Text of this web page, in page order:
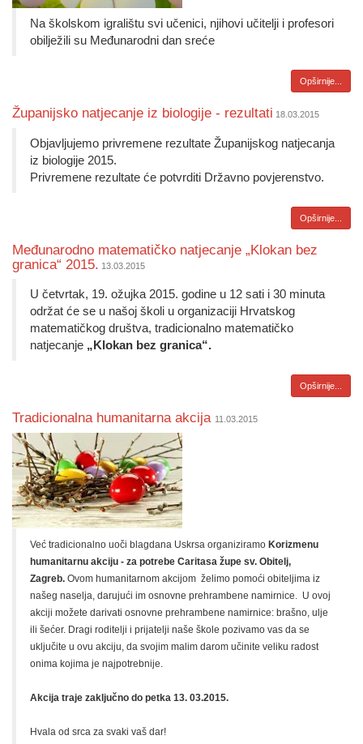
Na školskom igralištu svi učenici, njihovi učitelji i profesori
obilježili su Međunarodni dan sreće
Opširnije...
Županijsko natjecanje iz biologije - rezultati 18.03.2015
Objavljujemo privremene rezultate Županijskog natjecanja
iz biologije 2015.
Privremene rezultate će potvrditi Državno povjerenstvo.
Opširnije...
​Međunarodno matematičko natjecanje „Klokan bez
granica“ 2015. 13.03.2015
U četvrtak, 19. ožujka 2015. godine u 12 sati i 30 minuta
održat će se u našoj školi u organizaciji Hrvatskog
matematičkog društva, tradicionalno matematičko
natjecanje „Klokan bez granica“.
Opširnije...
Tradicionalna humanitarna akcija 11.03.2015
Već tradicionalno uoči blagdana Uskrsa organiziramo Korizmenu
humanitarnu akciju - za potrebe Caritasa župe sv. Obitelj,
Zagreb. Ovom humanitarnom akcijom želimo pomoći obiteljima iz
našeg naselja, darujući im osnovne prehrambene namirnice. U ovoj
akciji možete darivati osnovne prehrambene namirnice: brašno, ulje
ili šećer. Dragi roditelji i prijatelji naše škole pozivamo vas da se
uključite u ovu akciju, da svojim malim darom učinite veliku radost
onima kojima je najpotrebnije.
Akcija traje zaključno do petka 13. 03.2015.
Hvala od srca za svaki vaš dar!